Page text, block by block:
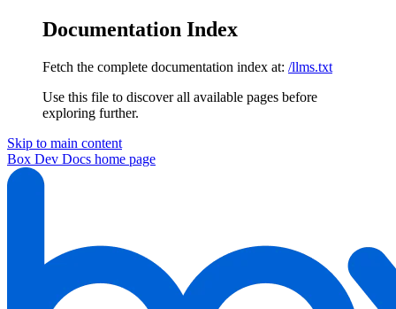
Documentation Index
Fetch the complete documentation index at: /llms.txt
Use this file to discover all available pages before
exploring further.
Skip to main content
Box Dev Docs home page